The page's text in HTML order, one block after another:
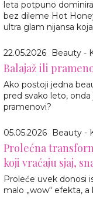
leta potpuno
bez dileme Hot
ultra glam nijansa
22.05.2026 Beauty -
Balajaž ili
Ako postoji jedna
pred svako leto,
pramenovi?
05.05.2026 Beauty -
Prolećna
koji vraćaju sjaj,
Proleće uvek donosi
malo „wow“ efekta,